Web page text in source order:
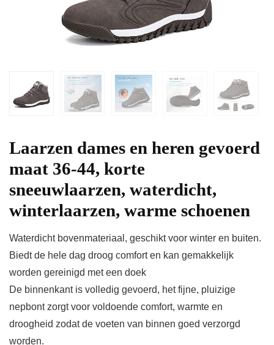
Laarzen dames en heren gevoerd
maat 36-44, korte
sneeuwlaarzen, waterdicht,
winterlaarzen, warme schoenen
Waterdicht bovenmateriaal, geschikt voor winter en buiten.
Biedt de hele dag droog comfort en kan gemakkelijk
worden gereinigd met een doek
De binnenkant is volledig gevoerd, het fijne, pluizige
nepbont zorgt voor voldoende comfort, warmte en
droogheid zodat de voeten van binnen goed verzorgd
worden.